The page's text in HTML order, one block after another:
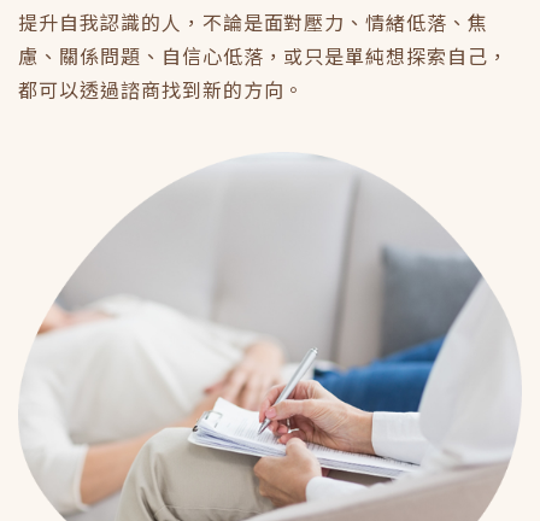
提升自我認識的人，不論是面對壓力、情緒低落、焦
慮、關係問題、自信心低落，或只是單純想探索自己，
都可以透過諮商找到新的方向。